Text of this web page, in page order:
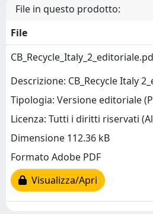
File in questo prodotto:
File
Descrizione: CB_Recycle Italy
Tipologia: Versione editoriale
Licenza: Tutti i diritti riservati
Dimensione 112.36 kB
Formato Adobe PDF
Visualizza/Apri